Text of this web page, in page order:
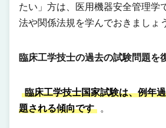
たい」方は、医用機器安全管理学
法や関係法規を学んでおきましょ
臨床工学技士の過去の試験問題を
臨床工学技士国家試験は、例年
題される傾向です
。